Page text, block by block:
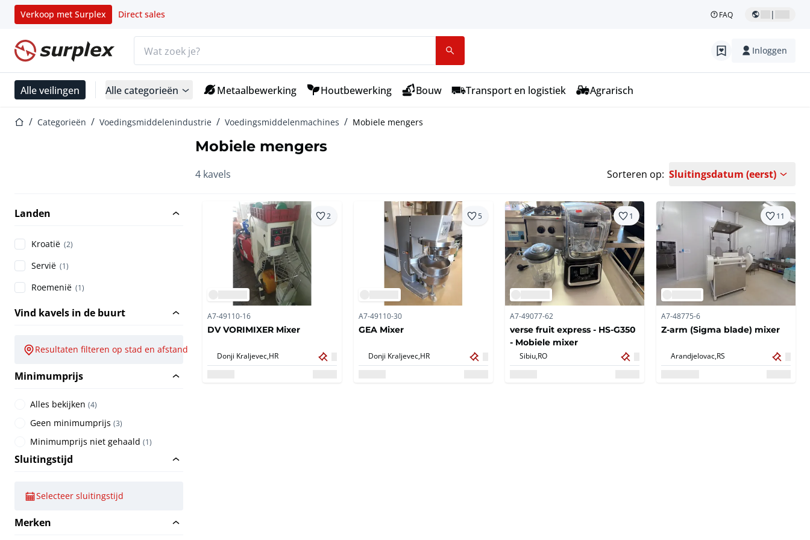
Verkoop met Surplex Direct sales FAQ |
Startpagina Inloggen
Alle veilingen Alle categorieën Metaalbewerking Houtbewerking Bouw Transport en logistiek Agrarisch
StartpaginaCategorieën Voedingsmiddelenindustrie Voedingsmiddelenmachines Mobiele mengers
Mobiele mengers
4 kavels Sorteren op: Sluitingsdatum (eerst)
Landen
Kroatië (2)
Servië (1)
Roemenië (1)
Vind kavels in de buurt
Resultaten filteren op stad en afstand
Minimumprijs
Alles bekijken (4)
Geen minimumprijs (3)
Minimumprijs niet gehaald (1)
Sluitingstijd
Selecteer sluitingstijd
Merken
2
A7-49110-16
DV VORIMIXER Mixer
Donji Kraljevec, HR
5
A7-49110-30
GEA Mixer
Donji Kraljevec, HR
1
A7-49077-62
verse fruit express - HS-G350
- Mobiele mixer
Sibiu, RO
11
A7-48775-6
Z-arm (Sigma blade) mixer
Arandjelovac, RS